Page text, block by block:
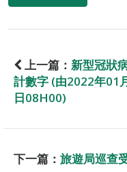
上一篇： 新型冠狀
計數字 (由2022年01
日08H00)
下一篇： 旅遊局巡查